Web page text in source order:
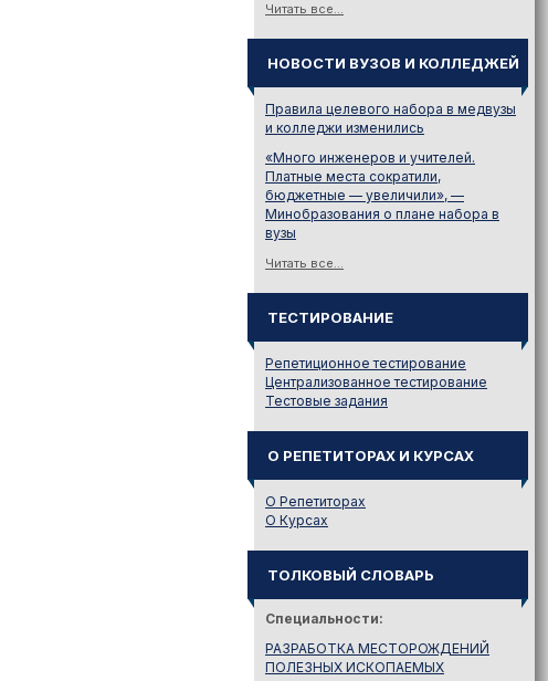
Читать все...
НОВОСТИ ВУЗОВ И КОЛЛЕДЖЕЙ
Правила целевого набора в медвузы
и колледжи изменились
«Много инженеров и учителей.
Платные места сократили,
бюджетные — увеличили», —
Минобразования о плане набора в
вузы
Читать все...
ТЕСТИРОВАНИЕ
Репетиционное тестирование
Централизованное тестирование
Тестовые задания
О РЕПЕТИТОРАХ И КУРСАХ
О Репетиторах
О Курсах
ТОЛКОВЫЙ СЛОВАРЬ
Специальности:
РАЗРАБОТКА МЕСТОРОЖДЕНИЙ
ПОЛЕЗНЫХ ИСКОПАЕМЫХ